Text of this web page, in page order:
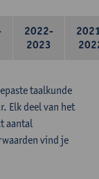
2022-
2023
taalkunde
Elk deel van het
aantal
vind je